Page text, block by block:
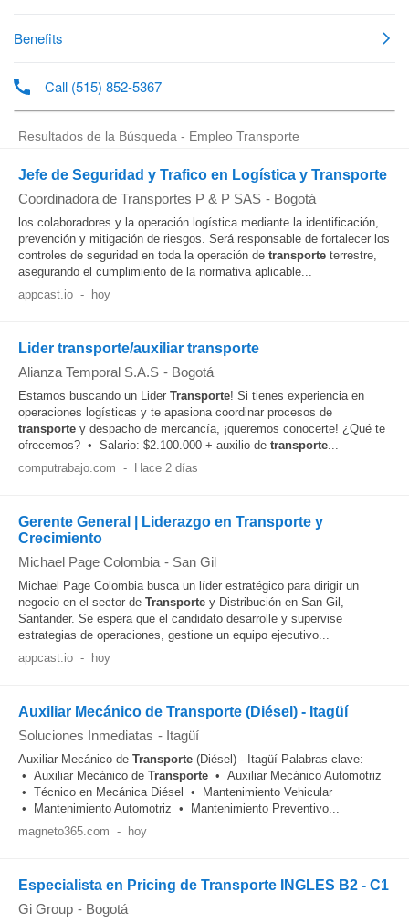
Resultados de la Búsqueda - Empleo Transporte
Jefe de Seguridad y Trafico en Logística y Transporte
Coordinadora de Transportes P & P SAS - Bogotá
los colaboradores y la operación logística mediante la identificación,
prevención y mitigación de riesgos. Será responsable de fortalecer los
controles de seguridad en toda la operación de transporte terrestre,
asegurando el cumplimiento de la normativa aplicable...
appcast.io - hoy
Lider transporte/auxiliar transporte
Alianza Temporal S.A.S - Bogotá
Estamos buscando un Lider Transporte! Si tienes experiencia en
operaciones logísticas y te apasiona coordinar procesos de
transporte y despacho de mercancía, ¡queremos conocerte! ¿Qué te
ofrecemos? • Salario: $2.100.000 + auxilio de transporte...
computrabajo.com - Hace 2 días
Gerente General | Liderazgo en Transporte y
Crecimiento
Michael Page Colombia - San Gil
Michael Page Colombia busca un líder estratégico para dirigir un
negocio en el sector de Transporte y Distribución en San Gil,
Santander. Se espera que el candidato desarrolle y supervise
estrategias de operaciones, gestione un equipo ejecutivo...
appcast.io - hoy
Auxiliar Mecánico de Transporte (Diésel) - Itagüí
Soluciones Inmediatas - Itagüí
Auxiliar Mecánico de Transporte (Diésel) - Itagüí Palabras clave:
• Auxiliar Mecánico de Transporte • Auxiliar Mecánico Automotriz
• Técnico en Mecánica Diésel • Mantenimiento Vehicular
• Mantenimiento Automotriz • Mantenimiento Preventivo...
magneto365.com - hoy
Especialista en Pricing de Transporte INGLES B2 - C1
Gi Group - Bogotá